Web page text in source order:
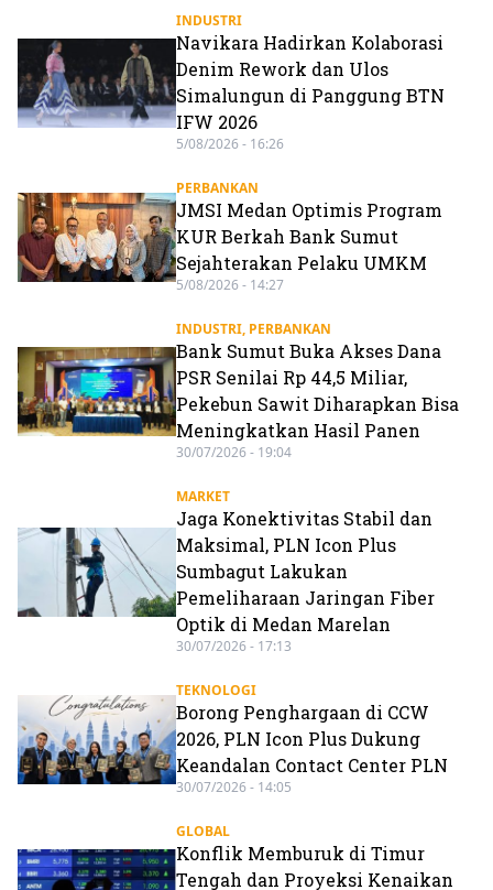
INDUSTRI
Navikara Hadirkan Kolaborasi
Denim Rework dan Ulos
Simalungun di Panggung BTN
IFW 2026
5/08/2026 - 16:26
PERBANKAN
JMSI Medan Optimis Program
KUR Berkah Bank Sumut
Sejahterakan Pelaku UMKM
5/08/2026 - 14:27
INDUSTRI, PERBANKAN
Bank Sumut Buka Akses Dana
PSR Senilai Rp 44,5 Miliar,
Pekebun Sawit Diharapkan Bisa
Meningkatkan Hasil Panen
30/07/2026 - 19:04
MARKET
Jaga Konektivitas Stabil dan
Maksimal, PLN Icon Plus
Sumbagut Lakukan
Pemeliharaan Jaringan Fiber
Optik di Medan Marelan
30/07/2026 - 17:13
TEKNOLOGI
Borong Penghargaan di CCW
2026, PLN Icon Plus Dukung
Keandalan Contact Center PLN
30/07/2026 - 14:05
GLOBAL
Konflik Memburuk di Timur
Tengah dan Proyeksi Kenaikan